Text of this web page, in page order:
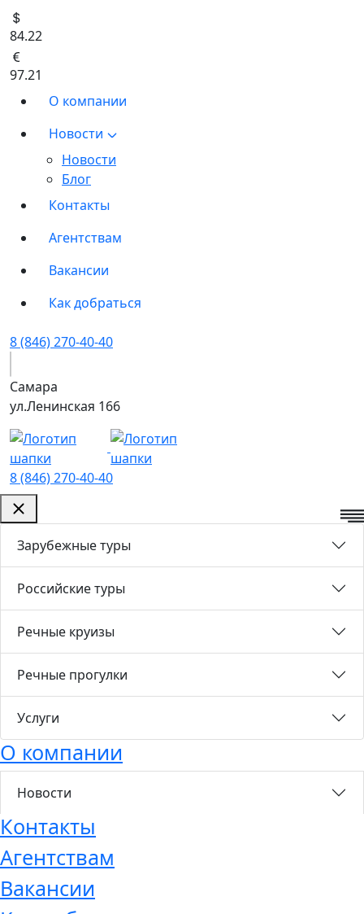
84.22
97.21
О компании
Новости
Новости
Блог
Контакты
Агентствам
Вакансии
Как добраться
8 (846) 270-40-40
Самара
ул.Ленинская 166
8 (846) 270-40-40
Зарубежные туры
Российские туры
Речные круизы
Речные прогулки
Услуги
О компании
Новости
Контакты
Агентствам
Вакансии